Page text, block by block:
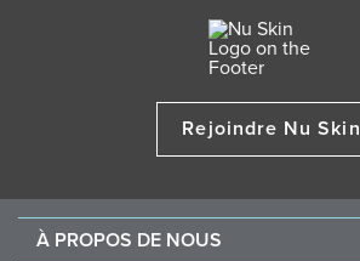
Rejoindre Nu Skin
À PROPOS DE NOUS